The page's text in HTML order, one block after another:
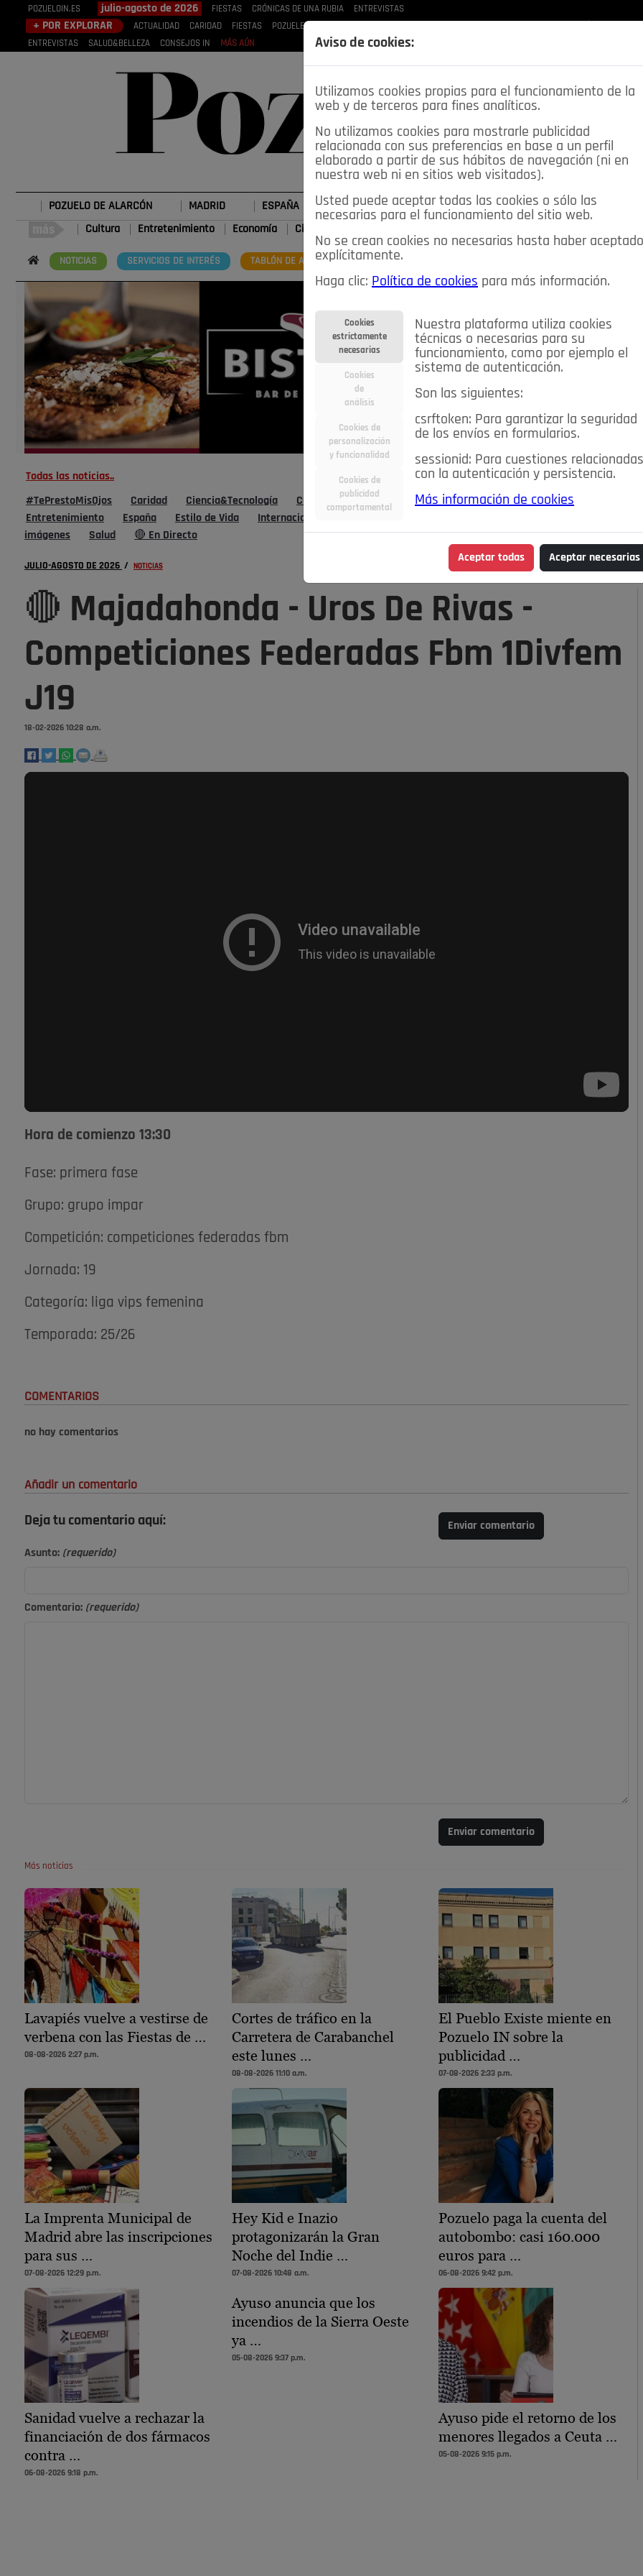
POZUELOIN.ES julio-agosto de 2026 FIESTAS CRÓNICAS DE UNA RUBIA ENTREVISTAS
+ POR EXPLORAR ACTUALIDAD CARIDAD FIESTAS POZUELEROS CRÓNICAS DE
ENTREVISTAS
SALUD&BELLEZA CONSEJOS IN MÁS AÚN
POZUELO DE ALARCÓN MADRID ESPAÑA DEPORTES OPINIÓN IN SALUD 🔴 EN DIRECTO
Cultura Entretenimiento Economía Ciencia&Tecnología
NOTICIAS SERVICIOS DE INTERÉS TABLÓN DE ANUNCIOS MIS ANUNCIOS
Todas las noticias..
#TePrestoMisOjos Caridad Ciencia&Tecnología Cultura Deportes Economía
Educación
Entretenimiento
España Estilo de Vida Internacional
imágenes
Salud 🔴 En Directo
JULIO-AGOSTO DE 2026 / NOTICIAS
🔴 Majadahonda - Uros De Rivas -
Competiciones Federadas Fbm 1Divfem
J19
18-02-2026 10:28 a.m.
Hora de comienzo 13:30
Fase: primera fase
Grupo: grupo impar
Competición: competiciones federadas fbm
Jornada: 19
Categoría: liga vips femenina
Temporada: 25/26
COMENTARIOS
no hay comentarios
Añadir un comentario
Deja tu comentario aquí: Enviar comentario
Asunto: (requerido)
Comentario: (requerido)
Enviar comentario
Más noticias
Lavapiés vuelve a vestirse de
verbena con las Fiestas de …
08-08-2026 2:27 p.m.
Cortes de tráfico en la
Carretera de Carabanchel
este lunes …
08-08-2026 11:10 a.m.
El Pueblo Existe miente en
Pozuelo IN sobre la
publicidad …
07-08-2026 2:33 p.m.
La Imprenta Municipal de
Madrid abre las inscripciones
para sus …
07-08-2026 12:29 p.m.
Hey Kid e Inazio
protagonizarán la Gran
Noche del Indie …
07-08-2026 10:48 a.m.
Pozuelo paga la cuenta del
autobombo: casi 160.000
euros para …
06-08-2026 9:42 p.m.
Sanidad vuelve a rechazar la
financiación de dos fármacos
contra …
06-08-2026 9:18 p.m.
Ayuso anuncia que los
incendios de la Sierra Oeste
ya …
05-08-2026 9:37 p.m.
Ayuso pide el retorno de los
menores llegados a Ceuta …
05-08-2026 9:15 p.m.
Aviso de cookies:
Utilizamos cookies propias para el funcionamiento de la
web y de terceros para fines analíticos.
No utilizamos cookies para mostrarle publicidad
relacionada con sus preferencias en base a un perfil
elaborado a partir de sus hábitos de navegación (ni en
nuestra web ni en sitios web visitados).
Usted puede aceptar todas las cookies o sólo las
necesarias para el funcionamiento del sitio web.
No se crean cookies no necesarias hasta haber aceptado
explícitamente.
Haga clic: Política de cookies para más información.
Cookies
estrictamente
necesarias
Cookies
de
análisis
Cookies de
personalización
y funcionalidad
Cookies de
publicidad
comportamental
Nuestra plataforma utiliza cookies
técnicas o necesarias para su
funcionamiento, como por ejemplo el
sistema de autenticación.
Son las siguientes:
csrftoken: Para garantizar la seguridad
de los envíos en formularios.
sessionid: Para cuestiones relacionadas
con la autenticación y persistencia.
Más información de cookies
Aceptar todas Aceptar necesarias